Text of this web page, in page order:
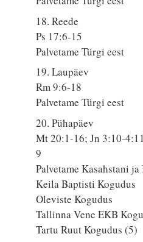
18. Reede
Ps 17:6-15
Palvetame Türgi eest
19. Laupäev
Rm 9:6-18
Palvetame Türgi eest
20. Pühapäev
Mt 20:1-16; Jn 3:10-
9
Palvetame Kasahstani
Keila Baptisti Kogudus
Oleviste Kogudus
Tallinna Vene EKB
Tartu Ruut Kogudus (5)